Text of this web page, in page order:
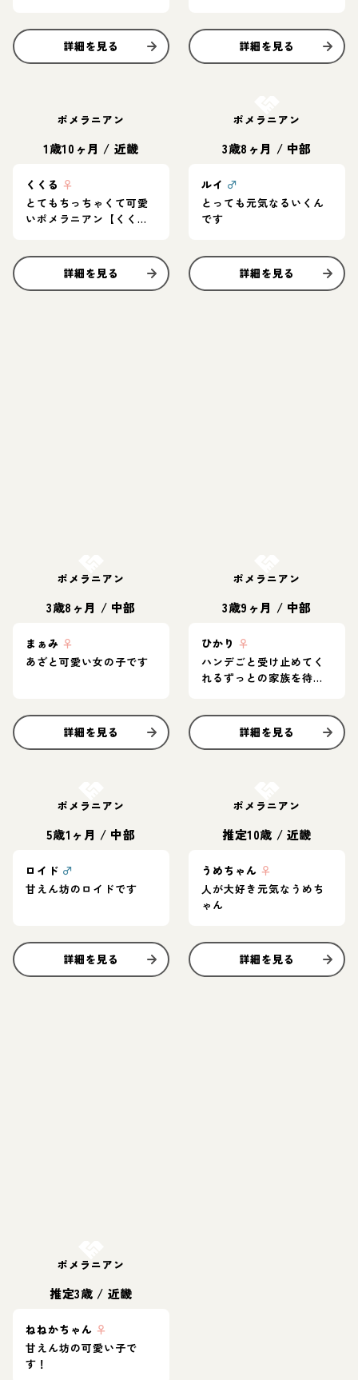
詳細を見る 詳細を見る
ポメラニアン
1歳10ヶ月 / 近畿
くくる ♀
とてもちっちゃくて可愛
いポメラニアン【くく
詳細を見る
ポメラニアン
3歳8ヶ月 / 中部
ルイ ♂
とっても元気なるいくん
です
詳細を見る
ポメラニアン
3歳8ヶ月 / 中部
まぁみ ♀
あざと可愛い女の子です
詳細を見る
ポメラニアン
3歳9ヶ月 / 中部
ひかり ♀
ハンデごと受け止めてく
れるずっとの家族を待っ
詳細を見る
ポメラニアン
5歳1ヶ月 / 中部
ロイド ♂
甘えん坊のロイドです
詳細を見る
ポメラニアン
推定10歳 / 近畿
うめちゃん ♀
人が大好き元気なうめち
ゃん
詳細を見る
ポメラニアン
推定3歳 / 近畿
ねねかちゃん ♀
甘えん坊の可愛い子で
す！